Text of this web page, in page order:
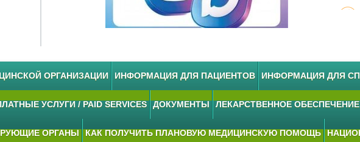
ОРГАНИЗАЦИИ ИНФОРМАЦИЯ ДЛЯ ПАЦИЕНТОВ ИНФОРМАЦИЯ ДЛЯ
УСЛУГИ / PAID SERVICES ДОКУМЕНТЫ ЛЕКАРСТВЕННОЕ ОБЕСПЕЧЕНИЕ
ОРГАНЫ КАК ПОЛУЧИТЬ ПЛАНОВУЮ МЕДИЦИНСКУЮ ПОМОЩЬ